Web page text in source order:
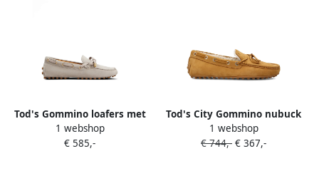
Tod's Gommino loafers met
strikdetail Beige
1 webshop
€ 585,-
Tod's City Gommino nubuck
loafers Beige
1 webshop
€ 744,- € 367,-